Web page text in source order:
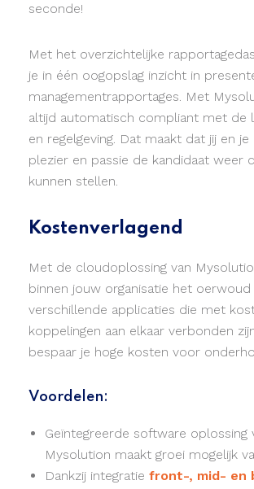
seconde!
Met het overzichtelijke
je in één oogopslag inzicht in
managementrapportages. Met
altijd automatisch compliant met de
en regelgeving. Dat maakt dat jij en je
plezier en passie de kandidaat weer
kunnen stellen.
Kostenverlagend
Met de cloudoplossing van
binnen jouw organisatie het oerwoud
verschillende applicaties die met
koppelingen aan elkaar verbonden
bespaar je hoge kosten voor
Voordelen:
Geïntegreerde software oplossing
Mysolution maakt groei mogelijk
Dankzij integratie front-, mid- en